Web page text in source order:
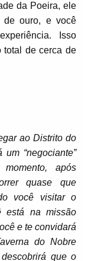
da Poeira, ele
de ouro, e você
Isso
total de cerca de
ao Distrito do
“negociante”
após
quase que
você visitar o
está na missão
e te convidará
do Nobre
que o